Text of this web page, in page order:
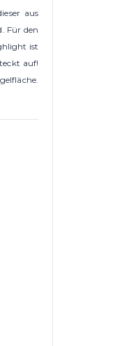
aus
Für den
ist
auf!